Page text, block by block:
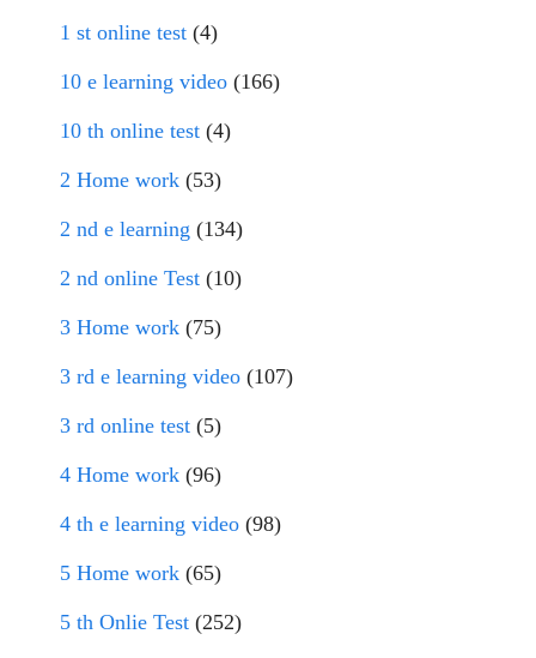
1 st online test (4)
10 e learning video (166)
10 th online test (4)
2 Home work (53)
2 nd e learning (134)
2 nd online Test (10)
3 Home work (75)
3 rd e learning video (107)
3 rd online test (5)
4 Home work (96)
4 th e learning video (98)
5 Home work (65)
5 th Onlie Test (252)